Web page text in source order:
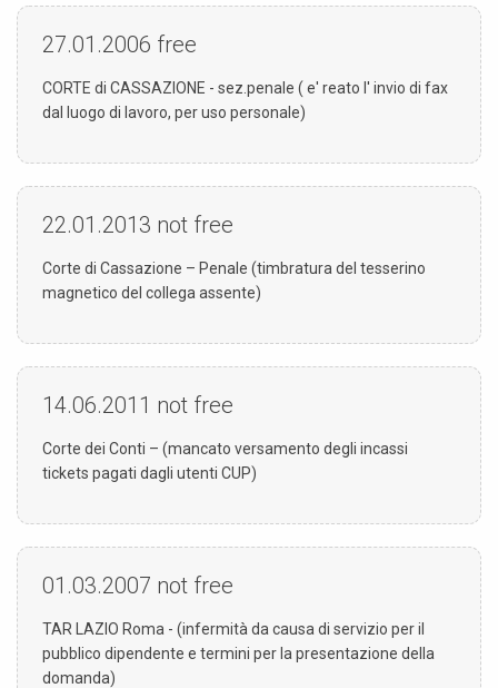
27.01.2006 free
CORTE di CASSAZIONE - sez.penale ( e' reato l' invio di fax
dal luogo di lavoro, per uso personale)
22.01.2013 not free
Corte di Cassazione – Penale (timbratura del tesserino
magnetico del collega assente)
14.06.2011 not free
Corte dei Conti – (mancato versamento degli incassi
tickets pagati dagli utenti CUP)
01.03.2007 not free
TAR LAZIO Roma - (infermità da causa di servizio per il
pubblico dipendente e termini per la presentazione della
domanda)